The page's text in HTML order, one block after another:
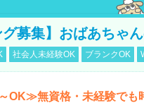
グ募集】おばあちゃ
社会人未経験OK ブランクOK
OK≫無資格・未経験でも